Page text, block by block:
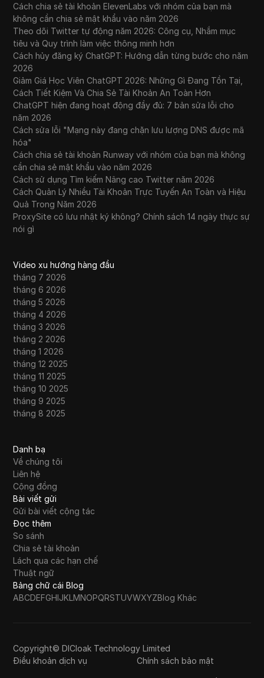
Cách chia sẻ tài khoản ElevenLabs với nhóm của bạn mà
không cần chia sẻ mật khẩu vào năm 2026
Theo dõi Twitter tự động năm 2026: Công cụ, Nhắm mục
tiêu và Quy trình làm việc thông minh hơn
Cách hủy đăng ký ChatGPT: Hướng dẫn từng bước cho năm
2026
Giảm Giá Học Viên ChatGPT 2026: Những Gì Đang Tồn Tại,
Cách Tiết Kiệm Và Chia Sẻ Tài Khoản An Toàn Hơn
ChatGPT hiện đang hoạt động đầy đủ: 7 bản sửa lỗi cho
năm 2026
Cách sửa lỗi "Mạng này đang chặn lưu lượng DNS được mã
hóa"
Cách chia sẻ tài khoản Runway với nhóm của bạn mà không
cần chia sẻ mật khẩu vào năm 2026
Cách sử dụng Tìm kiếm Nâng cao Twitter năm 2026
Cách Quản Lý Nhiều Tài Khoản Trực Tuyến An Toàn và Hiệu
Quả Trong Năm 2026
ProxySite có lưu nhật ký không? Chính sách 14 ngày thực sự
nói gì
Video xu hướng hàng đầu
tháng 7 2026
tháng 6 2026
tháng 5 2026
tháng 4 2026
tháng 3 2026
tháng 2 2026
tháng 1 2026
tháng 12 2025
tháng 11 2025
tháng 10 2025
tháng 9 2025
tháng 8 2025
Danh bạ
Về chúng tôi
Liên hệ
Cộng đồng
Bài viết gửi
Gửi bài viết cộng tác
Đọc thêm
So sánh
Chia sẻ tài khoản
Lách qua các hạn chế
Thuật ngữ
Bảng chữ cái Blog
ABCDEFGHIJKLMNOPQRSTUVWXYZBlog Khác
Copyright© DICloak Technology Limited
Điều khoản dịch vụ
Chính sách bảo mật